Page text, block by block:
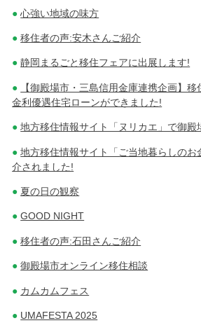
心強い地域の味方
移住者の声:安木さんご紹介
静岡まるごと移住フェアに出展します!
【御殿場市・三島信用金庫連携企画】
金利優遇住宅ローンができました!
地方移住情報サイト「ヌリカエ」で御殿
地方移住情報サイト「ご当地暮らしのお
介されました!
夏の日の観察
GOOD NIGHT
移住者の声:石田さんご紹介
御殿場市オンライン移住相談
カムカムフェス
UMAFESTA 2025